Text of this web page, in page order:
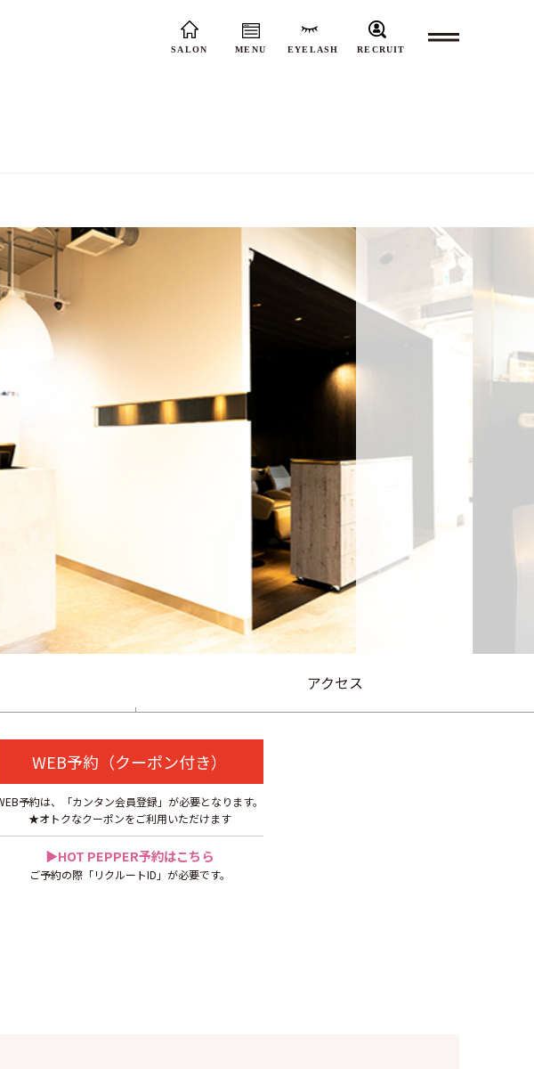
SALON MENU EYELASH RECRUIT
アクセス
WEB予約（クーポン付き）
予約は、「カンタン会員登録」が必要となります。
★オトクなクーポンをご利用いただけます
▶︎HOT PEPPER予約はこちら
ご予約の際「リクルートID」が必要です。